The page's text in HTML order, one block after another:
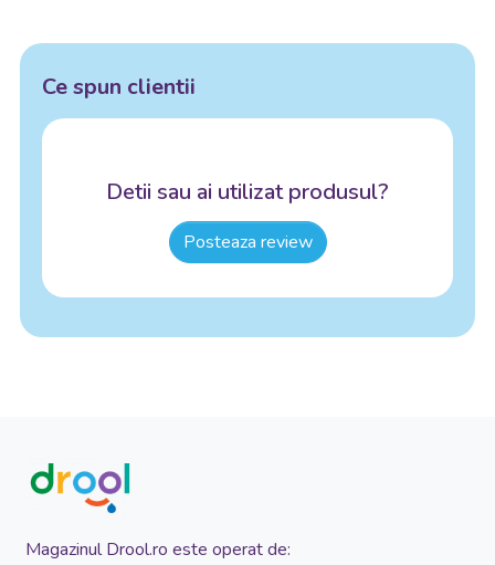
Ce spun clientii
Detii sau ai utilizat produsul?
Posteaza review
Magazinul Drool.ro este operat de: